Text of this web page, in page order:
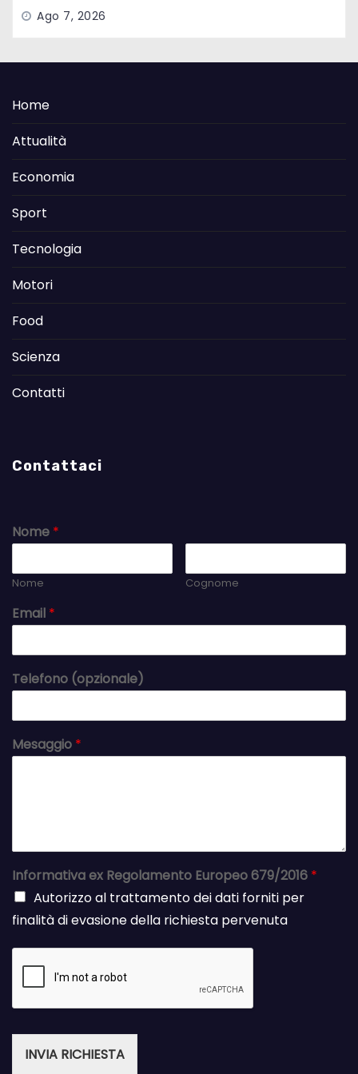
Ago 7, 2026
Home
Attualità
Economia
Sport
Tecnologia
Motori
Food
Scienza
Contatti
Contattaci
Nome *
Nome Cognome
Email *
Telefono (opzionale)
Mesaggio *
Informativa ex Regolamento Europeo 679/2016 *
Autorizzo al trattamento dei dati forniti per
finalità di evasione della richiesta pervenuta
INVIA RICHIESTA